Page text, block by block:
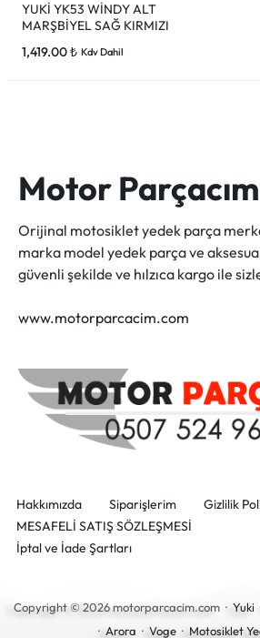
YUKİ YK53 WİNDY ALT
MARŞBİYEL SAĞ KIRMIZI
1,419.00₺ Kdv Dahil
Motor Parçacım
Orijinal motosiklet yedek parça
marka model yedek parça ve
güvenli şekilde ve hılzıca kargo ile
www.motorparcacim.com
Hakkımızda Siparişlerim
Gizlilik
MESAFELİ SATIŞ SÖZLEŞMESİ
İptal ve İade Şartları
Copyright © 2026 motorparcacim.com · Yuki
· Arora · Voge· Motosiklet